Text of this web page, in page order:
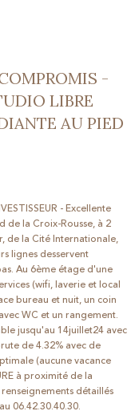
-
LIBRE
AU PIED
- Excellente
de la Croix-Rousse, à 2
de la Cité Internationale,
lignes desservent
Au 6ème étage d'une
(wifi, laverie et local
bureau et nuit, un coin
WC et un rangement.
jusqu'au 14juillet24 avec
de 4.32% avec de
(aucune vacance
à proximité de la
détaillés
06.42.30.40.30.